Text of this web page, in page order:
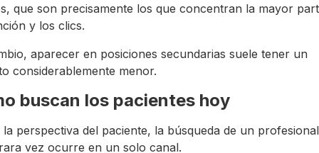
que son precisamente los que concentran la mayor
y los clics.
aparecer en posiciones secundarias suele tener un
considerablemente menor.
buscan los pacientes hoy
la perspectiva del paciente, la búsqueda de un
vez ocurre en un solo canal.